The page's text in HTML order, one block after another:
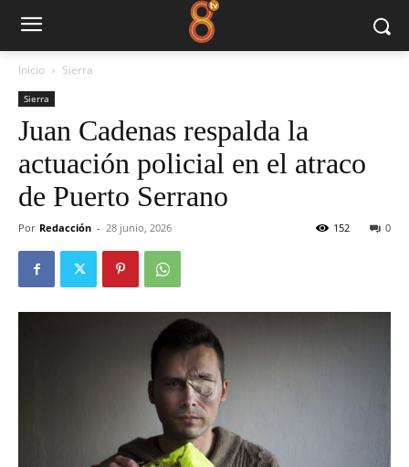
Inicio Sierra
Sierra
Juan Cadenas respalda la
actuación policial en el atraco
de Puerto Serrano
Por Redacción - 28 junio, 2026 0
152